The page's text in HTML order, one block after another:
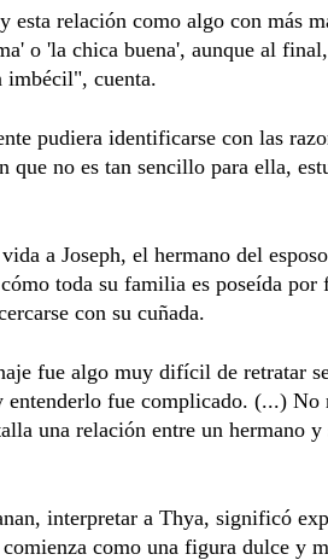
esta relación como algo con más
o 'la chica buena', aunque al
imbécil", cuenta.
pudiera identificarse con las
que no es tan sencillo para ella,
a Joseph, el hermano del
toda su familia es poseída por
con su cuñada.
fue algo muy difícil de retratar
fue complicado. (...) No
una relación entre un hermano y
interpretar a Thya, significó
como una figura dulce y